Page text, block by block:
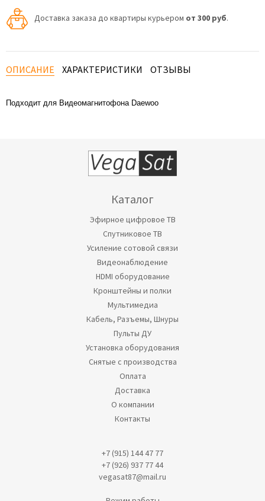
Доставка заказа до квартиры курьером от 300 руб.
ОПИСАНИЕ ХАРАКТЕРИСТИКИ ОТЗЫВЫ
Подходит для Видеомагнитофона Daewoo
Каталог
Эфирное цифровое ТВ
Спутниковое ТВ
Усиление сотовой связи
Видеонаблюдение
HDMI оборудование
Кронштейны и полки
Мультимедиа
Кабель, Разъемы, Шнуры
Пульты ДУ
Установка оборудования
Снятые с производства
Оплата
Доставка
О компании
Контакты
+7 (915) 144 47 77
+7 (926) 937 77 44
vegasat87@mail.ru